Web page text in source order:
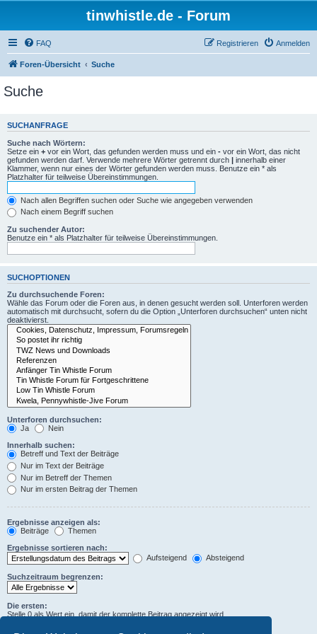
tinwhistle.de - Forum
FAQ Anmelden
Registrieren
Foren-Übersicht Suche
Suche
SUCHANFRAGE
Suche nach Wörtern:
Setze ein + vor ein Wort, das gefunden werden muss und ein - vor ein Wort, das nicht
gefunden werden darf. Verwende mehrere Wörter getrennt durch | innerhalb einer
Klammer, wenn nur eines der Wörter gefunden werden muss. Benutze ein * als
Platzhalter für teilweise Übereinstimmungen.
Nach allen Begriffen suchen oder Suche wie angegeben verwenden
Nach einem Begriff suchen
Zu suchender Autor:
Benutze ein * als Platzhalter für teilweise Übereinstimmungen.
SUCHOPTIONEN
Zu durchsuchende Foren:
Wähle das Forum oder die Foren aus, in denen gesucht werden soll. Unterforen werden
automatisch mit durchsucht, sofern du die Option „Unterforen durchsuchen“ unten nicht
deaktivierst.
Unterforen durchsuchen:
Ja
Nein
Innerhalb suchen:
Betreff und Text der Beiträge
Nur im Text der Beiträge
Nur im Betreff der Themen
Nur im ersten Beitrag der Themen
Ergebnisse anzeigen als:
Beiträge
Themen
Ergebnisse sortieren nach:
Aufsteigend
Absteigend
Suchzeitraum begrenzen:
Die ersten:
Stelle 0 als Wert ein, damit der komplette Beitrag angezeigt wird.